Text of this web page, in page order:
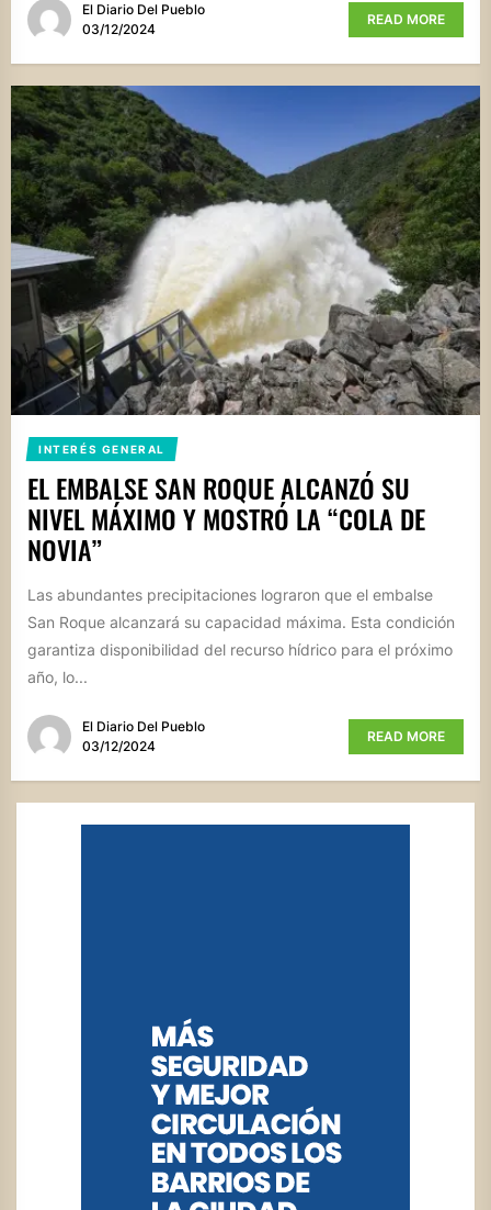
El Diario Del Pueblo
03/12/2024
READ MORE
INTERÉS GENERAL
EL EMBALSE SAN ROQUE ALCANZÓ SU
NIVEL MÁXIMO Y MOSTRÓ LA “COLA DE
NOVIA”
Las abundantes precipitaciones lograron que el embalse
San Roque alcanzará su capacidad máxima. Esta condición
garantiza disponibilidad del recurso hídrico para el próximo
año, lo...
El Diario Del Pueblo
03/12/2024
READ MORE